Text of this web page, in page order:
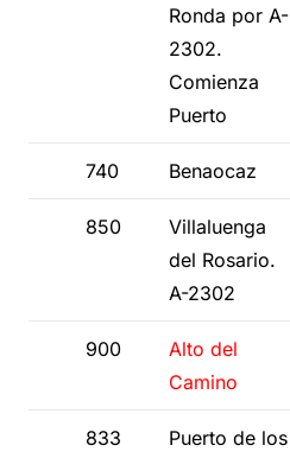
Ronda por A-
2302.
Comienza
Puerto
740 Benaocaz
850
Villaluenga
del Rosario.
A-2302
900
Alto del
Camino
833
Puerto de los